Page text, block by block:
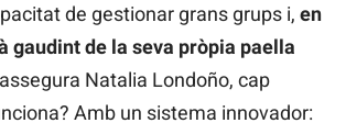
de gestionar grans grups i, en
gaudint de la seva pròpia paella
Natalia Londoño, cap
Amb un sistema innovador: